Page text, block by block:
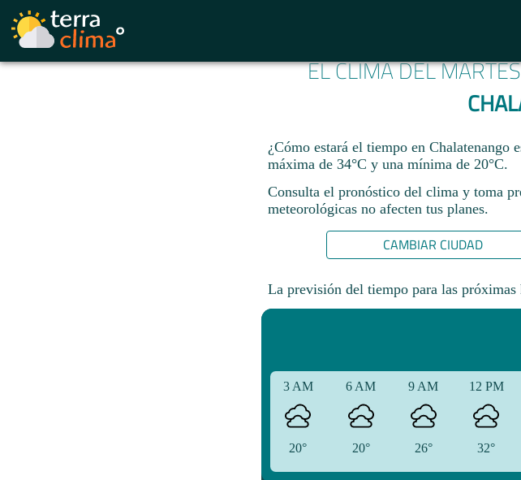
EL CLIMA DEL
¿Cómo estará el tiempo en Chalatenango
máxima de 34°C y una mínima de 20°C.
Consulta el pronóstico del clima y toma
meteorológicas no afecten tus planes.​
CAMBIAR CIUDAD
La previsión del tiempo para las próximas
3 AM
20°
6 AM
20°
9 AM
26°
12 PM
32°